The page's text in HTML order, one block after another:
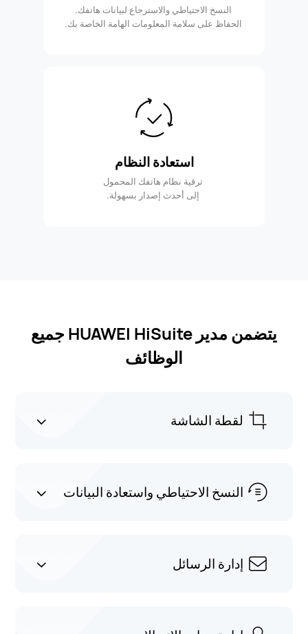
النسخ الاحتياطي والاسترجاع لبيانات هاتفك.
الحفاظ على سلامة المعلومات الهامة الخاصة بك.
استعادة النظام
ترقية نظام هاتفك المحمول
إلى أحدث إصدار بسهولة.
يتضمن مدير HUAWEI HiSuite جميع
الوظائف
لقطة الشاشة
النسخ الاحتياطي واستعادة البيانات
إدارة الرسائل